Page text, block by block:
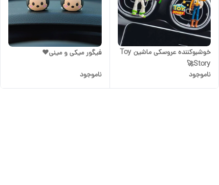
خوشبوکننده عروسکی ماشین Toy
Story🚀
ناموجود
فیگور میکی و مینی♥️
ناموجود